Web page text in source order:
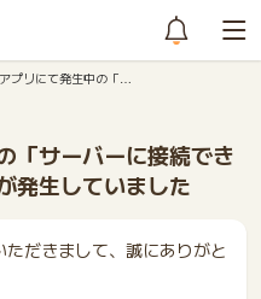
アプリにて発生中の「…
「サーバーに接続でき
発生していました
だきまして、誠にありがと